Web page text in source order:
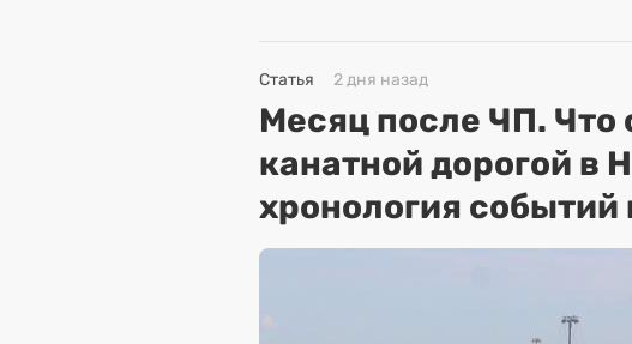
Статья 2 дня назад
Месяц после ЧП. Что
канатной дорогой в
хронология